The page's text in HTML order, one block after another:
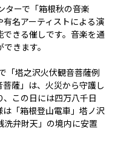
ターで「箱根秋の音楽
名アーティストによる演
きる催しです。音楽を通
きます。
「塔之沢火伏観音菩薩例
薩」は、火災から守護し
この日には四万八千日
「箱根登山電車」塔ノ沢
弁財天」の境内に安置